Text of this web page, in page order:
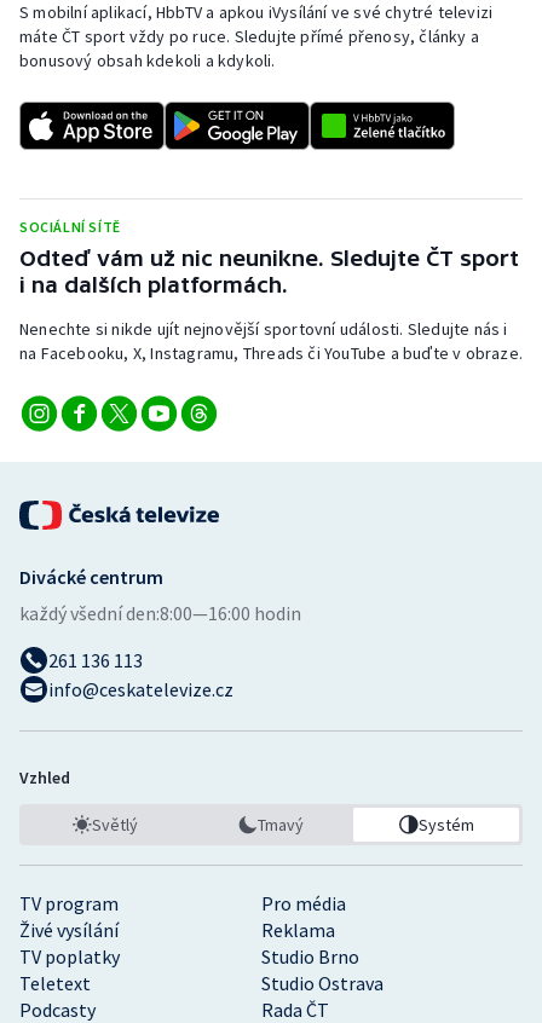
Triatlon
Veslování
Vodní slalom
Ostatní
S mobilní aplikací, HbbTV a apkou iVysílání ve své chytré televizi
máte ČT sport vždy po ruce. Sledujte přímé přenosy, články a
bonusový obsah kdekoli a kdykoli.
SOCIÁLNÍ SÍTĚ
Odteď vám už nic neunikne. Sledujte ČT sport
i na dalších platformách.
Nenechte si nikde ujít nejnovější sportovní události. Sledujte nás i
na Facebooku, X, Instagramu, Threads či YouTube a buďte v obraze.
TV program
Pro média
Živé vysílání
Reklama
TV poplatky
Studio Brno
Teletext
Studio Ostrava
Podcasty
Rada ČT
Divácké centrum
každý všední den:8:00—16:00 hodin
261 136 113
info@ceskatelevize.cz
Vzhled
Světlý Tmavý Systém